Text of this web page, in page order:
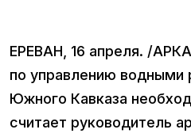
ЕРЕВАН, 16 апреля. /
по управлению водными
Южного Кавказа
считает руководитель